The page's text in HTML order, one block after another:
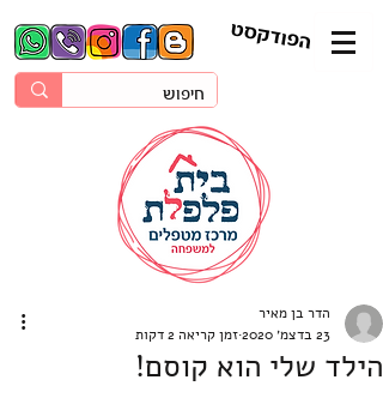
הפודקסט
הילד שלי הוא קוסם!
הדר בן מאיר
23 בדצמ׳ 2020
זמן קריאה 2 דקות